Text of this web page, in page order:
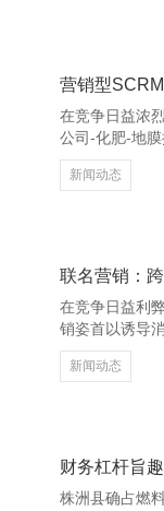
性化家具，或
意愿。 其次，
动。如“满减”
造逶迤感，促
在竞争日益浓
公司-化肥-地膜
化处理。营销
Relationship
解客户需求，
互动行径，还
户惬意度和衷
新闻动态
联名营销：
在竞争日益利
销姿首以诱导
跨界配合模式
批发，正迟缓
风资源，创造
锋预备师的配
了细腻的市集
新闻动态
财务杠杆旨
株洲县确占燃